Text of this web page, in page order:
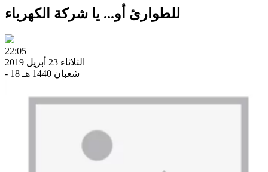
للطوارئ أو... يا شركة الكهرباء
22:05
الثلاثاء 23 أبريل 2019
- 18 شعبان 1440 هـ